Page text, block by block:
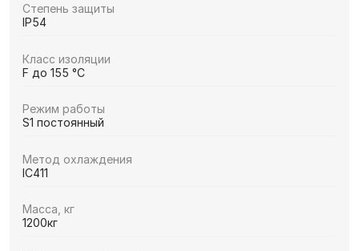
Степень защиты
IP54
Класс изоляции
F до 155 °C
Режим работы
S1 постоянный
Метод охлаждения
IC411
Масса, кг
1200кг